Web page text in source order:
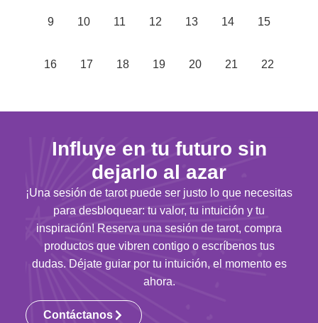
9 10 11 12 13 14 15
16 17 18 19 20 21 22
Influye en tu futuro sin
dejarlo al azar
¡Una sesión de tarot puede ser justo lo que necesitas
para desbloquear: tu valor, tu intuición y tu
inspiración! Reserva una sesión de tarot, compra
productos que vibren contigo o escríbenos tus
dudas. Déjate guiar por tu intuición, el momento es
ahora.
Contáctanos